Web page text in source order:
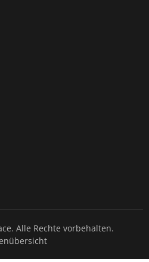
Alle Rechte vorbehalten.